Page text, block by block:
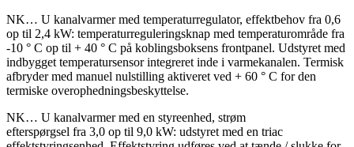
NK… U kanalvarmer med temperaturregulator, effektbehov fra 0,6
op til 2,4 kW: temperaturreguleringsknap med temperaturområde fra
-10 ° C op til + 40 ° C på koblingsboksens frontpanel. Udstyret med
indbygget temperatursensor integreret inde i varmekanalen. Termisk
afbryder med manuel nulstilling aktiveret ved + 60 ° C for den
termiske overophedningsbeskyttelse.
NK… U kanalvarmer med en styreenhed, strøm
efterspørgsel fra 3,0 op til 9,0 kW: udstyret med en triac